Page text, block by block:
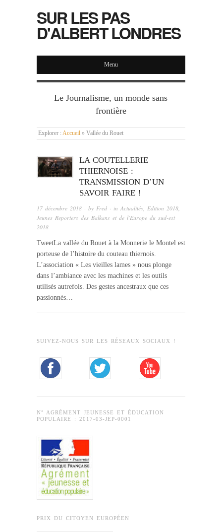
SUR LES PAS
D'ALBERT LONDRES
Menu
Le Journalisme, un monde sans
frontière
Explorer : Accueil » Vallée du Rouet
LA COUTELLERIE
THIERNOISE :
TRANSMISSION D’UN
SAVOIR FAIRE !
17 décembre 2018 · by Fred · in Actualités, Edition 2018,
Jeunes Reporters des Balkans et de l'Europe du sud-est
2018
TweetLa vallée du Rouet à la Monnerie le Montel est
porteuse de l’histoire du couteau thiernois.
L’association « Les vieilles lames » nous plonge
dans l’ambiance avec les machines et les outils
utilisés autrefois. Des gestes ancestraux que ces
passionnés…
SUIVEZ-NOUS SUR LES RÉSEAUX SOCIAUX !
N° AGRÉMENT JEUNESSE ET ÉDUCATION
POPULAIRE : 2017-03-JEP-0001
PRIX DU CITOYEN EUROPÉEN